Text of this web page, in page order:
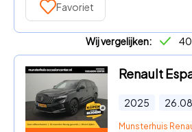
Favoriet
Wij vergelijken:
2025
Munsterhuis